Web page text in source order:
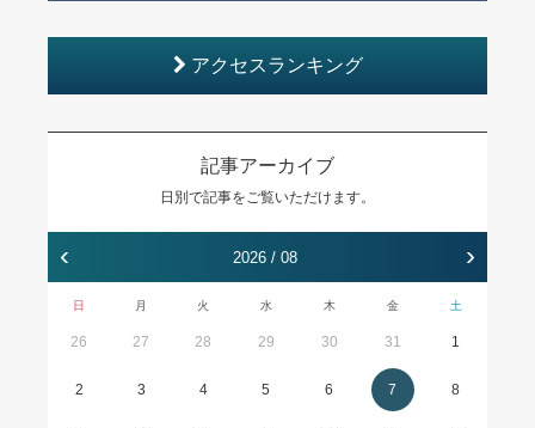
アクセスランキング
記事アーカイブ
日別で記事をご覧いただけます。
‹ 2026 / 08 ›
日 月 火 水 木 金 土
26 27 28 29 30 31 1
2 3 4 5 6 7 8